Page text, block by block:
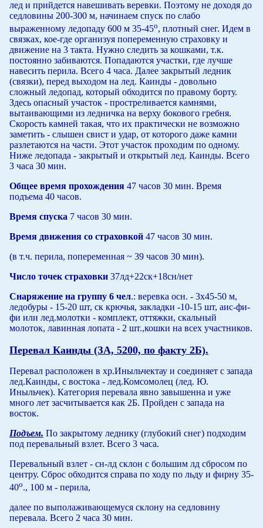
лед и прийдется навешивать веревки. Поэтому не доходя до
седловины 200-300 м, начинаем спуск по слабо
выраженному ледопаду 600 м 35-45о, плотный снег. Идем в
связках, кое-где организуя попеременную страховку и
движение на 3 такта. Нужно следить за кошками, т.к.
постоянно забиваются. Попадаются участки, где лучше
навесить перила. Всего 4 часа. Далее закрытый ледник
(связки), перед выходом на лед. Каинды - довольно
сложный ледопад, который обходится по правому борту.
Здесь опасный участок - простреливается камнями,
вытаивающими из ледничка на верху бокового гребня.
Скорость камней такая, что их практически не возможно
заметить - слышен свист и удар, от которого даже камни
разлетаются на части. Этот участок проходим по одному.
Ниже ледопада - закрытый и открытый лед. Каинды. Всего
3 часа 30 мин.
Общее время прохождения 47 часов 30 мин. Время
подъема 40 часов.
Время спуска 7 часов 30 мин.
Время движения со страховкой 47 часов 30 мин.
(в т.ч. перила, попеременная ~ 39 часов 30 мин).
Число точек страховки 37лд+22ск+18сн/нет
Снаряжение на группу 6 чел.: веревка осн. - 3х45-50 м,
ледобуры - 15-20 шт, ск крючья, закладки -10-15 шт, аис-фи-
фи или лед.молотки - комплект, оттяжки, скальный
молоток, лавинная лопата - 2 шт.,кошки на всех участников.
Перевал Каинды (ЗА, 5200, по факту 2Б).
Перевал расположен в хр.Иныльчектау и соединяет с запада
лед.Каинды, с востока - лед.Комсомолец (лед. Ю.
Иныльчек). Категория перевала явно завышенна и уже
много лет засчитывается как 2Б. Пройден с запада на
восток.
Подъем. По закрытому леднику (глубокий снег) подходим
под перевальный взлет. Всего 3 часа.
Перевальный взлет - сн-лд склон с большим лд сбросом по
центру. Сброс обходится справа по ходу по льду и фирну 35-
40о., 100 м - перила,
далее по выполаживающемуся склону на седловину
перевала. Всего 2 часа 30 мин.